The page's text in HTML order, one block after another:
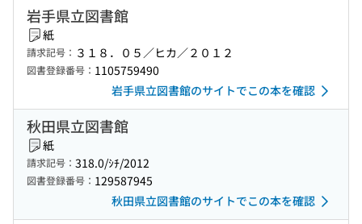
岩手県立図書館
紙
請求記号： ３１８．０５／ヒカ／２０１２
図書登録番号： 1105759490
岩手県立図書館のサイトでこの本を確認
秋田県立図書館
紙
請求記号： 318.0/ｼﾁ/2012
図書登録番号： 129587945
秋田県立図書館のサイトでこの本を確認